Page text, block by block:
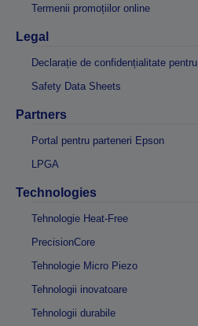
Termenii promoțiilor online
Legal
Declarație de confidențialitate
Safety Data Sheets
Partners
Portal pentru parteneri Epson
LPGA
Technologies
Tehnologie Heat-Free
PrecisionCore
Tehnologie Micro Piezo
Tehnologii inovatoare
Tehnologii durabile